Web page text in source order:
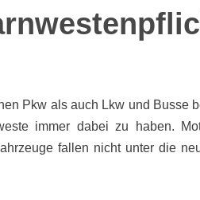
Pkw als auch Lkw und Busse
immer dabei zu haben.
fallen nicht unter die